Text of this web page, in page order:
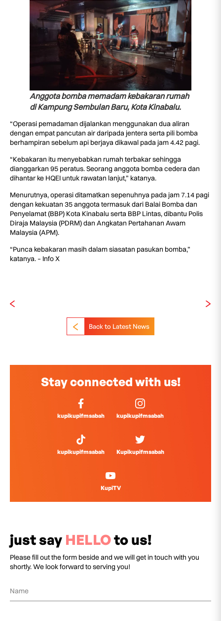
Anggota bomba memadam kebakaran rumah
di Kampung Sembulan Baru, Kota Kinabalu.
“Operasi pemadaman dijalankan menggunakan dua aliran
dengan empat pancutan air daripada jentera serta pili bomba
berhampiran sebelum api berjaya dikawal pada jam 4.42 pagi.
“Kebakaran itu menyebabkan rumah terbakar sehingga
dianggarkan 95 peratus. Seorang anggota bomba cedera dan
dihantar ke HQEI untuk rawatan lanjut,” katanya.
Menurutnya, operasi ditamatkan sepenuhnya pada jam 7.14 pagi
dengan kekuatan 35 anggota termasuk dari Balai Bomba dan
Penyelamat (BBP) Kota Kinabalu serta BBP Lintas, dibantu Polis
Diraja Malaysia (PDRM) dan Angkatan Pertahanan Awam
Malaysia (APM).
“Punca kebakaran masih dalam siasatan pasukan bomba,”
katanya. – Info X
Back to Latest News
Stay connected with us!
kupikupifmsabah kupikupifmsabah
kupikupifmsabah Kupikupifmsabah
KupiTV
just say HELLOto us!
Please fill out the form beside and we will get in touch with you
shortly. We look forward to serving you!